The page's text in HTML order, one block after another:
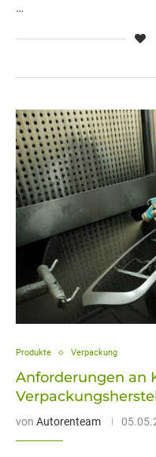
…
Produkte Verpackung
Anforderungen an
von Autorenteam